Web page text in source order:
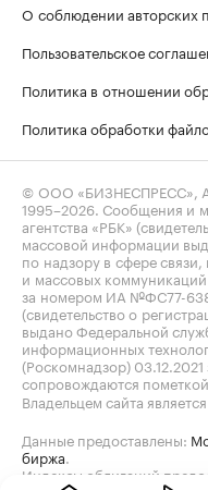
О соблюдении авторских
Пользовательское
Политика в отношении
Политика обработки
© ООО «БИЗНЕСПРЕСС»,
1995–2026 . Сообщения и
агентства «РБК»
массовой информации
по надзору в сфере
и массовых
за номером ИА №ФС77-
(свидетельство о
выдано Федеральной
информационных
(Роскомнадзор)
сопровождаются
Владельцем сайта
Данные предоставлены:
биржа
Индексы облигаций